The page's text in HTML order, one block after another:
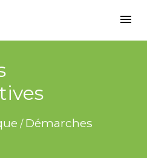
menu
/ Démarches